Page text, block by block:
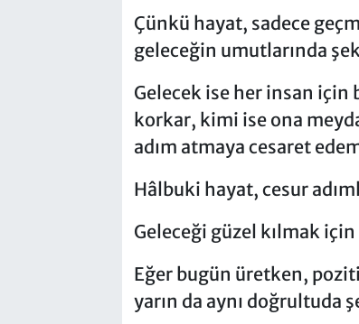
Çünkü hayat, sadece
geleceğin umutlarında
Gelecek ise her insan
korkar, kimi ise ona
adım atmaya cesaret
Hâlbuki hayat, cesur
Geleceği güzel kılmak için
Eğer bugün üretken,
yarın da aynı doğrultuda